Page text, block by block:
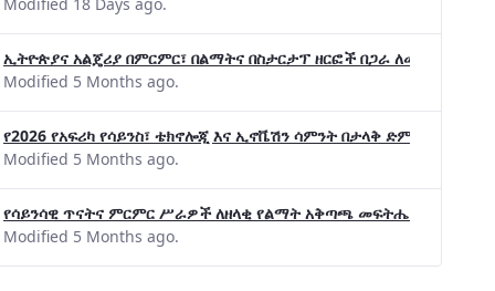
ኢትዮጵያና አልጄሪያ በምርምር፣ በልማትና በስታርታፕ ዘርፎች በጋራ ለመስራት መከሩ፡፡
Modified 5 Months ago.
የ2026 የአፍሪካ የሳይንስ፣ ቴክኖሎጂ እና ኢኖቬሽን ሳምንት በታላቅ ድምቀት
Modified 5 Months ago.
የሳይንሳዊ ጥናትና ምርምር ሥራዎች ለዘላቂ የልማት አቅጣጫ መፍትሔ ጠቋሚ
Modified 5 Months ago.